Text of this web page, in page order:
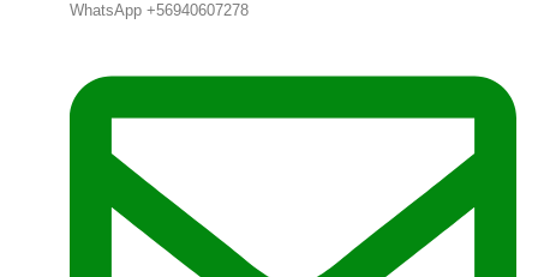
WhatsApp +56940607278